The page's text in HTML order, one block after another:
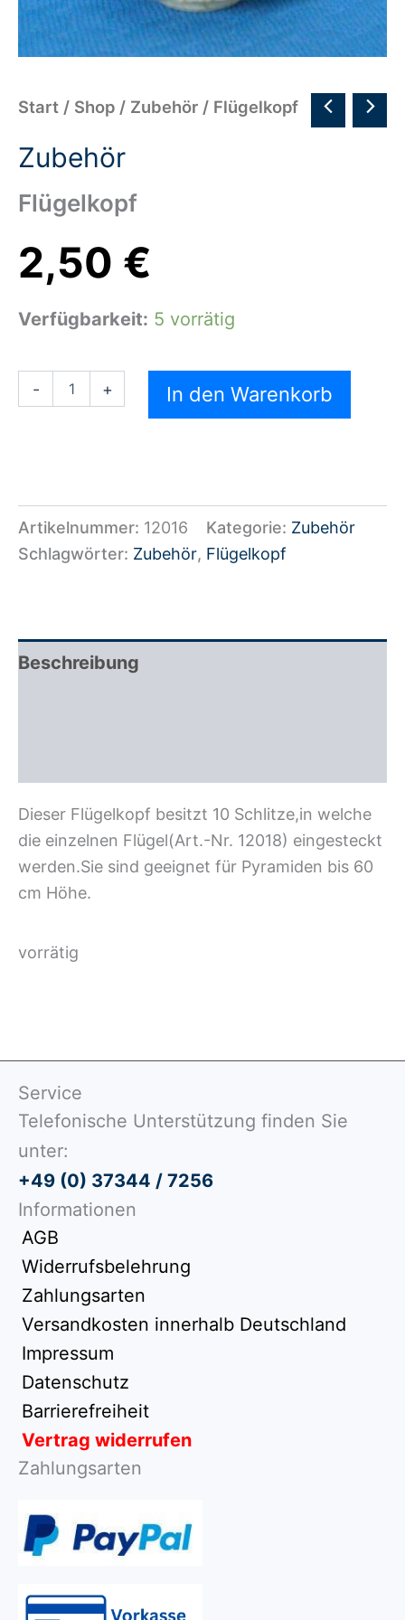
Start / Shop / Zubehör / Flügelkopf
Zubehör
Flügelkopf
2,50 €
Verfügbarkeit: 5 vorrätig
- + In den Warenkorb
Artikelnummer: 12016 Kategorie: Zubehör
Schlagwörter: Zubehör, Flügelkopf
Beschreibung
Dieser Flügelkopf besitzt 10 Schlitze,in welche
die einzelnen Flügel(Art.-Nr. 12018) eingesteckt
werden.Sie sind geeignet für Pyramiden bis 60
cm Höhe.
vorrätig
Service
Telefonische Unterstützung finden Sie
unter:
+49 (0) 37344 / 7256
Informationen
AGB
Widerrufsbelehrung
Zahlungsarten
Versandkosten innerhalb Deutschland
Impressum
Datenschutz
Barrierefreiheit
Vertrag widerrufen
Zahlungsarten